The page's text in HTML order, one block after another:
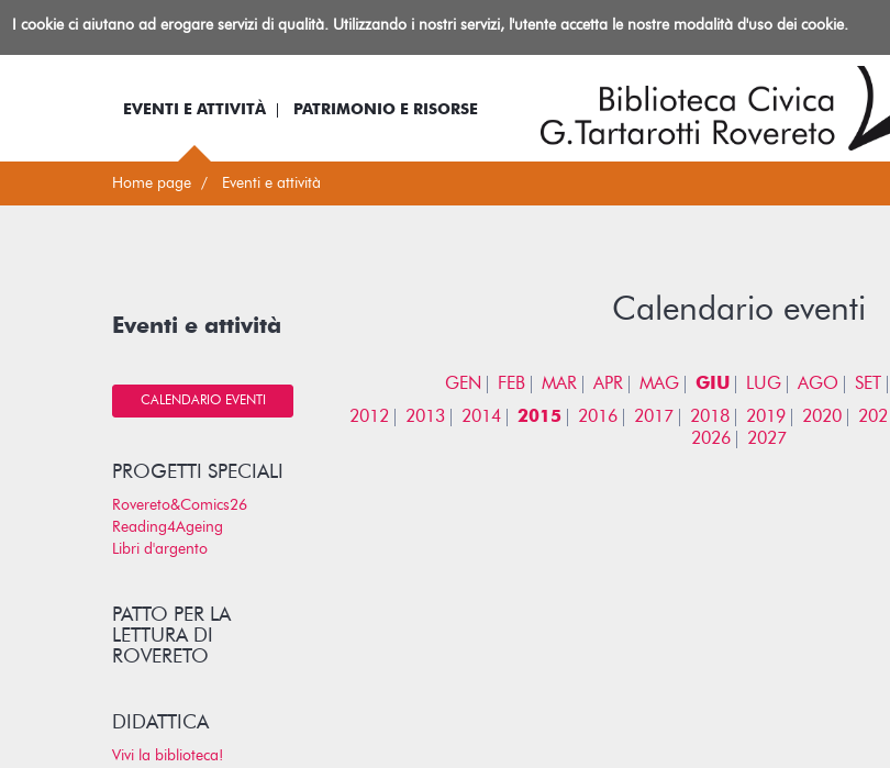
BibliotecaIo sono... Log-in Informazioni
EVENTI E ATTIVITÀ PATRIMONIO E RISORSE
Home page Eventi e attività
Calendario eventi
GEN FEB MAR APR MAG GIU LUG AGO SET
2012
2013 2014 2015 2016 2017 2018 2019 2020 2021
2026
2027
Eventi e attività
CALENDARIO EVENTI
PROGETTI SPECIALI
Rovereto&Comics26
Reading4Ageing
Libri d'argento
PATTO PER LA
LETTURA DI
ROVERETO
DIDATTICA
Vivi la biblioteca!
I cookie ci aiutano ad erogare servizi di qualità. Utilizzando i nostri servizi, l'utente accetta le nostre modalità d'uso dei cookie.